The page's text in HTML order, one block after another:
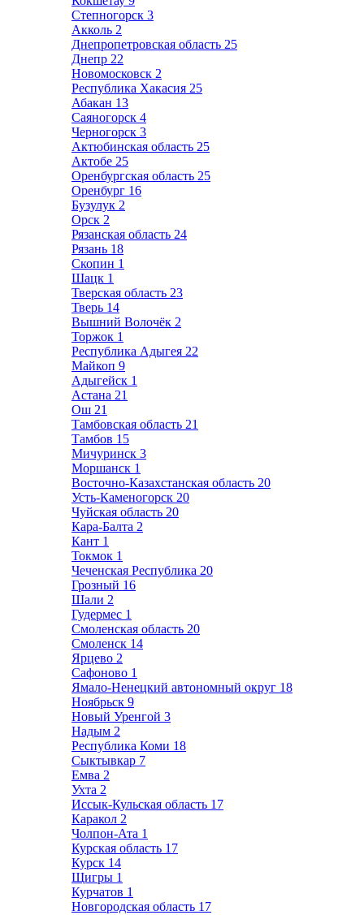
Степногорск 3
Акколь 2
Днепропетровская область 25
Днепр 22
Новомосковск 2
Республика Хакасия 25
Абакан 13
Саяногорск 4
Черногорск 3
Актюбинская область 25
Актобе 25
Оренбургская область 25
Оренбург 16
Бузулук 2
Орск 2
Рязанская область 24
Рязань 18
Скопин 1
Шацк 1
Тверская область 23
Тверь 14
Вышний Волочёк 2
Торжок 1
Республика Адыгея 22
Майкоп 9
Адыгейск 1
Астана 21
Ош 21
Тамбовская область 21
Тамбов 15
Мичуринск 3
Моршанск 1
Восточно-Казахстанская область 20
Усть-Каменогорск 20
Чуйская область 20
Кара-Балта 2
Кант 1
Токмок 1
Чеченская Республика 20
Грозный 16
Шали 2
Гудермес 1
Смоленская область 20
Смоленск 14
Ярцево 2
Сафоново 1
Ямало-Ненецкий автономный округ 18
Ноябрьск 9
Новый Уренгой 3
Надым 2
Республика Коми 18
Сыктывкар 7
Емва 2
Ухта 2
Иссык-Кульская область 17
Каракол 2
Чолпон-Ата 1
Курская область 17
Курск 14
Щигры 1
Курчатов 1
Новгородская область 17